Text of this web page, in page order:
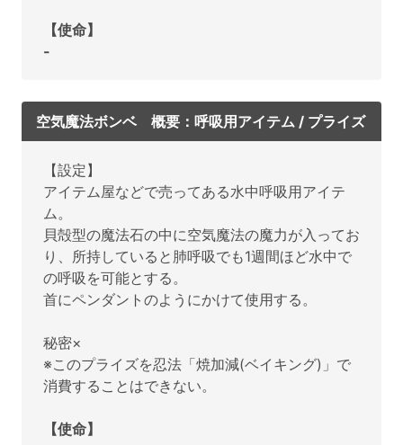
【使命】
-
空気魔法ボンベ 概要：呼吸用アイテム / プライズ
【設定】
アイテム屋などで売ってある水中呼吸用アイテ
ム。
貝殻型の魔法石の中に空気魔法の魔力が入ってお
り、所持していると肺呼吸でも1週間ほど水中で
の呼吸を可能とする。
首にペンダントのようにかけて使用する。
秘密×
※このプライズを忍法「焼加減(ベイキング)」で
消費することはできない。
【使命】